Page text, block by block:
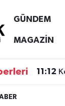
GÜNDEM
MAGAZİN
11:12